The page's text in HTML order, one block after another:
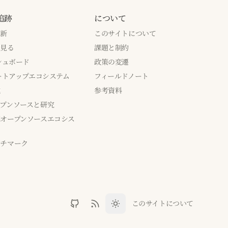
跡
る
ボード
アップエコシステム
ンソースと研究
ープンソースエコシス
マーク
について
このサイトについて
課題と制約
政策の変遷
フィールドノート
参考資料
このサイトについて